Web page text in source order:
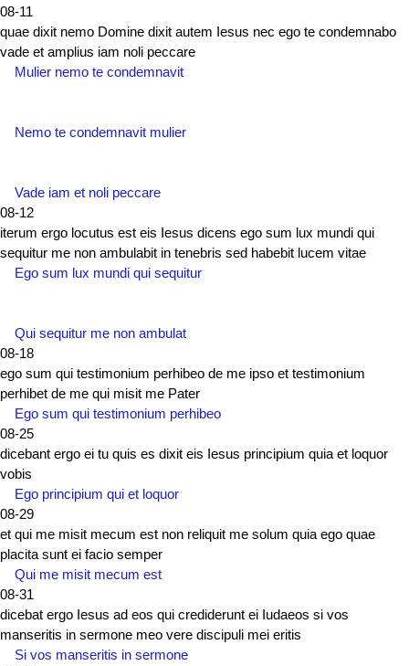
08-11
quae dixit nemo Domine dixit autem Iesus nec ego te condemnabo
vade et amplius iam noli peccare
Mulier nemo te condemnavit
Nemo te condemnavit mulier
Vade iam et noli peccare
08-12
iterum ergo locutus est eis Iesus dicens ego sum lux mundi qui
sequitur me non ambulabit in tenebris sed habebit lucem vitae
Ego sum lux mundi qui sequitur
Qui sequitur me non ambulat
08-18
ego sum qui testimonium perhibeo de me ipso et testimonium
perhibet de me qui misit me Pater
Ego sum qui testimonium perhibeo
08-25
dicebant ergo ei tu quis es dixit eis Iesus principium quia et loquor
vobis
Ego principium qui et loquor
08-29
et qui me misit mecum est non reliquit me solum quia ego quae
placita sunt ei facio semper
Qui me misit mecum est
08-31
dicebat ergo Iesus ad eos qui crediderunt ei Iudaeos si vos
manseritis in sermone meo vere discipuli mei eritis
Si vos manseritis in sermone